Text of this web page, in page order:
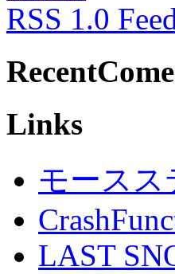
RSS 1.0
Links
モースス
LAST